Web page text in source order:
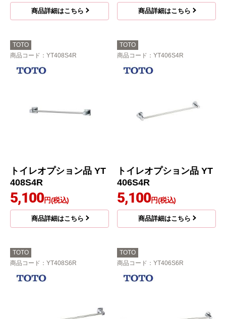
商品詳細はこちら 商品詳細はこちら
TOTO
商品コード ：YT408S4R
トイレオプション品 YT
408S4R
5,100円(税込)
商品詳細はこちら
TOTO
商品コード ：YT406S4R
トイレオプション品 YT
406S4R
5,100円(税込)
商品詳細はこちら
TOTO
商品コード ：YT408S6R
TOTO
商品コード ：YT406S6R